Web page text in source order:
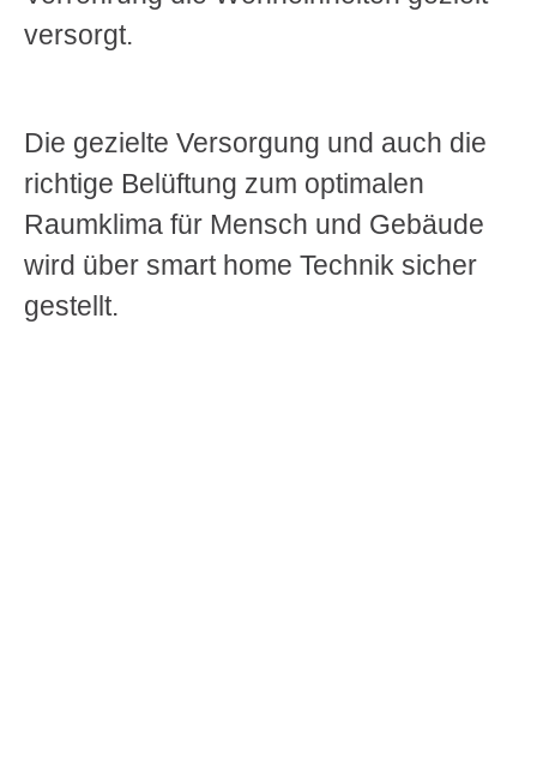
versorgt.
Die gezielte Versorgung und auch die
richtige Belüftung zum optimalen
Raumklima für Mensch und Gebäude
wird über smart home Technik sicher
gestellt.